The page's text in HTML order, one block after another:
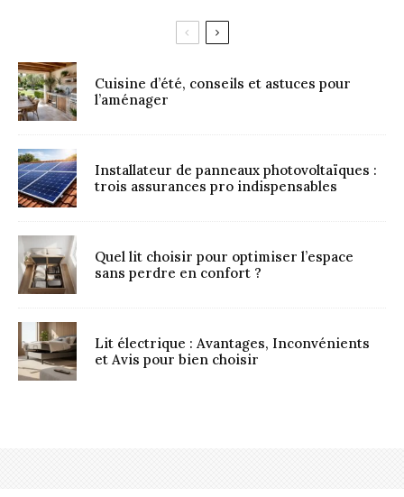
Cuisine d’été, conseils et astuces pour
l’aménager
Installateur de panneaux photovoltaïques :
trois assurances pro indispensables
Quel lit choisir pour optimiser l’espace
sans perdre en confort ?
Lit électrique : Avantages, Inconvénients
et Avis pour bien choisir